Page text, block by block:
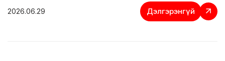
2026.06.29 Дэлгэрэнгүй